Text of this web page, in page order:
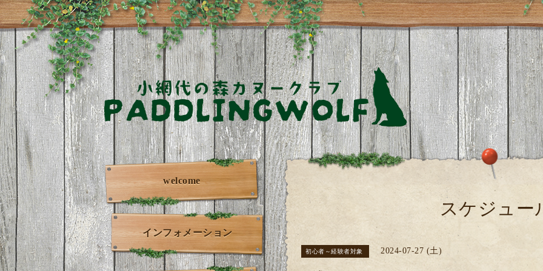
スケジュー
初心者～経験者対象 2024-07-27 (土)
welcome
インフォメーション